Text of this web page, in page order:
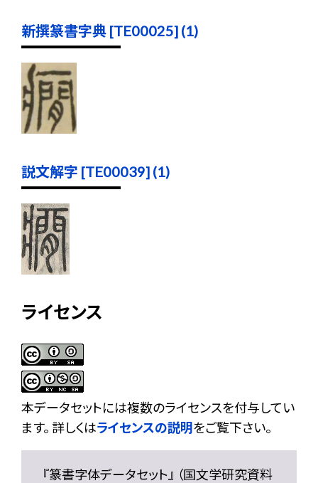
新撰篆書字典 [TE00025] (1)
説文解字 [TE00039] (1)
ライセンス
本データセットには複数のライセンスを付与してい
ます。 詳しくはライセンスの説明をご覧下さい。
『篆書字体データセット』 （国文学研究資料